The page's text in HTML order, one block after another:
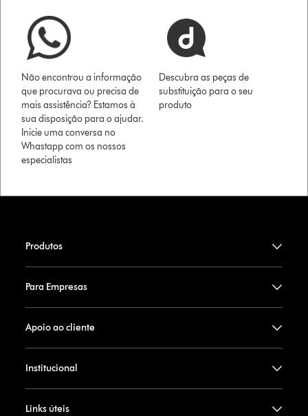
Não encontrou a informação
que procurava ou precisa de
mais assistência? Estamos à
sua disposição para o ajudar.
Inicie uma conversa no
Whastapp com os nossos
especialistas
Descubra as peças de
substituição para o seu
produto
Produtos
Para Empresas
Apoio ao cliente
Institucional
Links úteis